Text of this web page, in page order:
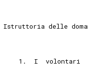
Istruttoria delle
1.  I  volontari